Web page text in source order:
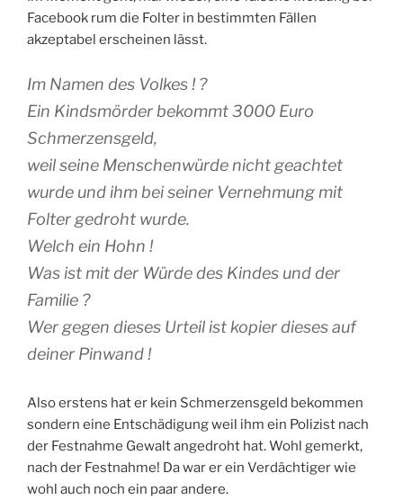
Facebook rum die Folter in bestimmten Fällen
akzeptabel erscheinen lässt.
Im Namen des Volkes ! ?
Ein Kindsmörder bekommt 3000 Euro
Schmerzensgeld,
weil seine Menschenwürde nicht geachtet
wurde und ihm bei seiner Vernehmung mit
Folter gedroht wurde.
Welch ein Hohn !
Was ist mit der Würde des Kindes und der
Familie ?
Wer gegen dieses Urteil ist kopier dieses auf
deiner Pinwand !
Also erstens hat er kein Schmerzensgeld bekommen
sondern eine Entschädigung weil ihm ein Polizist nach
der Festnahme Gewalt angedroht hat. Wohl gemerkt,
nach der Festnahme! Da war er ein Verdächtiger wie
wohl auch noch ein paar andere.